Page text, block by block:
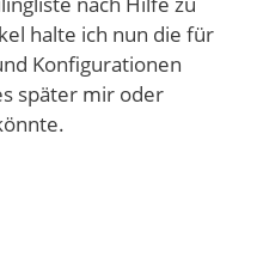
halte ich nun die für
Konfigurationen
später mir oder